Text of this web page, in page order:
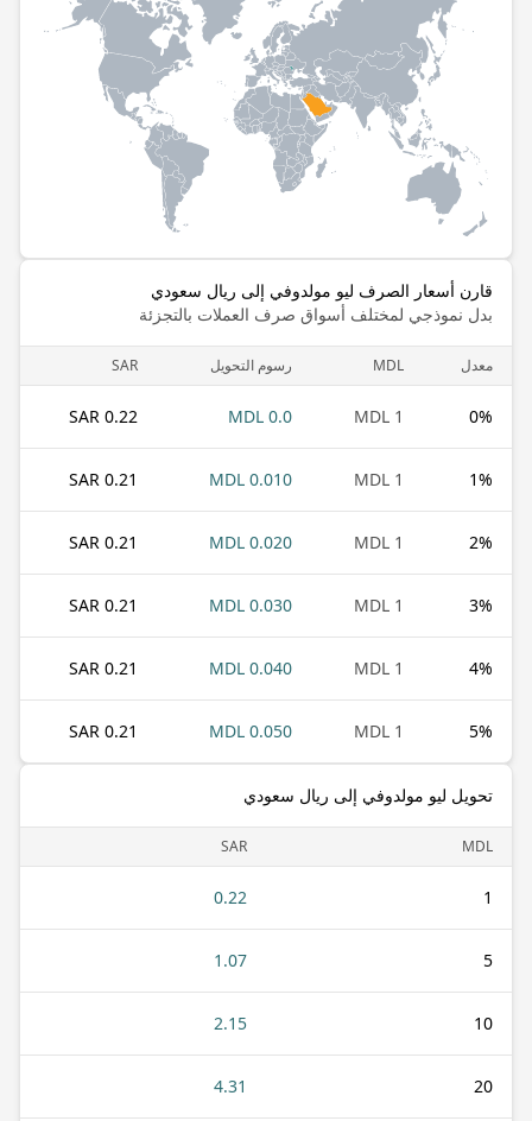
قارن أسعار الصرف ليو مولدوفي إلى ريال سعودي
بدل نموذجي لمختلف أسواق صرف العملات بالتجزئة
معدل MDL رسوم التحويل SAR
0%
1 MDL
0.0 MDL
0.22 SAR
1%
1 MDL
0.010 MDL
0.21 SAR
2%
1 MDL
0.020 MDL
0.21 SAR
3%
1 MDL
0.030 MDL
0.21 SAR
4%
1 MDL
0.040 MDL
0.21 SAR
5%
1 MDL
0.050 MDL
0.21 SAR
تحويل ليو مولدوفي إلى ريال سعودي
MDL
SAR
1
0.22
5
1.07
10
2.15
20
4.31